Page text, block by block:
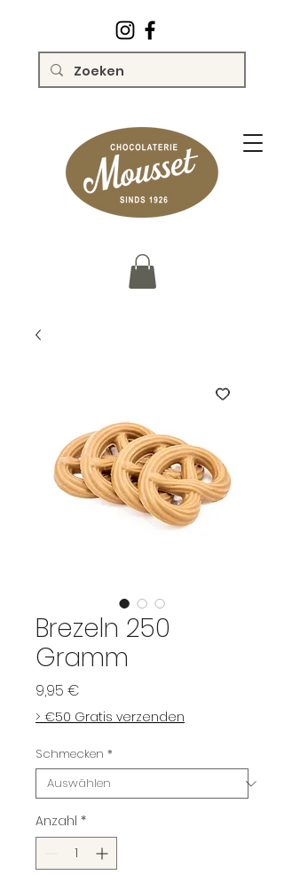
Brezeln 250
Gramm
9,95 €
> €50 Gratis verzenden
Schmecken *
Anzahl *